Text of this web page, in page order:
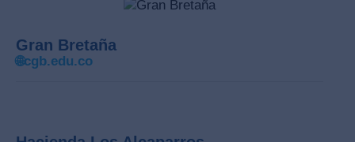
Gran Bretaña
🌐cgb.edu.co